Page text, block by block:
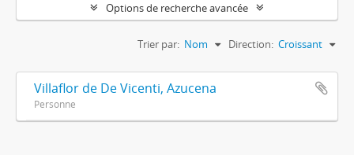
Options de recherche avancée
Trier par: Nom Direction: Croissant
Villaflor de De Vicenti, Azucena
Personne